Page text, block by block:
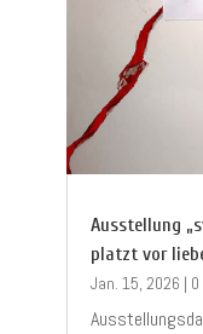
Ausstellung
platzt vor
Jan. 15, 2026 |